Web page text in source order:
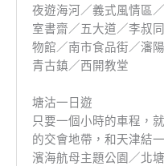
夜遊海河／義式風情區
室書齋／五大道／李叔
物館／南市食品街／瀋
青古鎮／西開教堂
塘沽一日遊
只要一個小時的車程，
的交會地帶，和天津結
濱海航母主題公園／北